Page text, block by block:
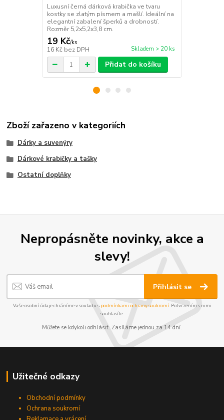
Luxusní černá dárková krabička ve tvaru
kostky se zlatým písmem a mašlí. Ideální na
elegantní zabalení šperků a drobností.
Rozměr 5,2x5,2x3,8 cm.
19 Kč/ks
16 Kč bez DPH Skladem > 20 ks
Přidat do košíku
Zboží zařazeno v kategoriích
Dárky a suvenýry
Dárkové krabičky a tašky
Ostatní doplňky
Nepropásněte novinky, akce a
slevy!
Přihlásit se
Vaše osobní údaje chráníme v souladu s podmínkami ochrany soukromí. Potvrzením s nimi
souhlasíte.
Můžete se kdykoli odhlásit. Zasíláme jednou za 14 dní.
Užitečné odkazy
Obchodní podmínky
Ochrana soukromí